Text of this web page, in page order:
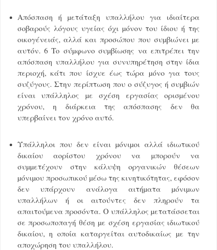
Απόσπαση ή µετάταξη υπαλλήλου για ιδιαίτερα
σοβαρούς λόγους υγείας όχι µόνον του ίδιου ή της
οικογένειάς, αλλά και προσώπου που συµβιώνει µε
αυτόν. 6 To σύµφωνο συµβίωσης να επιτρέπει την
απόσπαση υπαλλήλου για συνυπηρέτηση στην ίδια
περιοχή, κάτι που ίσχυε έως τώρα µόνο για τους
συζύγους. Στην περίπτωση που ο σύζυγος ή συµβιών
είναι υπάλληλος µε σχέση εργασίας ορισµένου
χρόνου, η διάρκεια της απόσπασης δεν θα
υπερβαίνει τον χρόνο αυτό.
Υπάλληλοι που δεν είναι µόνιµοι αλλά ιδιωτικού
δικαίου αορίστου χρόνου να µπορούν να
συµµετέχουν στην κάλυψη οργανικών θέσεων
µόνιµου προσωπικού µέσω της κινητικότητας, εφόσον
δεν υπάρχουν ανάλογα αιτήµατα µόνιµων
υπαλλήλων ή οι αιτούντες δεν πληρούν τα
απαιτούµενα προσόντα. Ο υπάλληλος µετατάσσεται
σε προσωποπαγή θέση µε σχέση εργασίας ιδιωτικού
δικαίου, η οποία καταργείται αυτοδικαίως µε την
αποχώρηση του υπαλλήλου.